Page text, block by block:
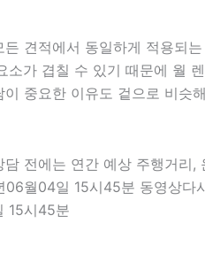
견적에서 동일하게 적용되
소가 겹칠 수 있기 때문에 월
중요한 이유도 겉으로 비
전에는 연간 예상 주행거리,
월04일 15시45분 동영상다
15시45분